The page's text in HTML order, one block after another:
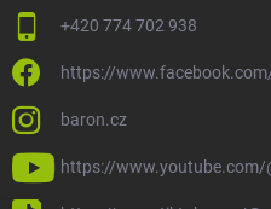
+420 774 702 938
https://
baron.cz
https://www.youtube.com/